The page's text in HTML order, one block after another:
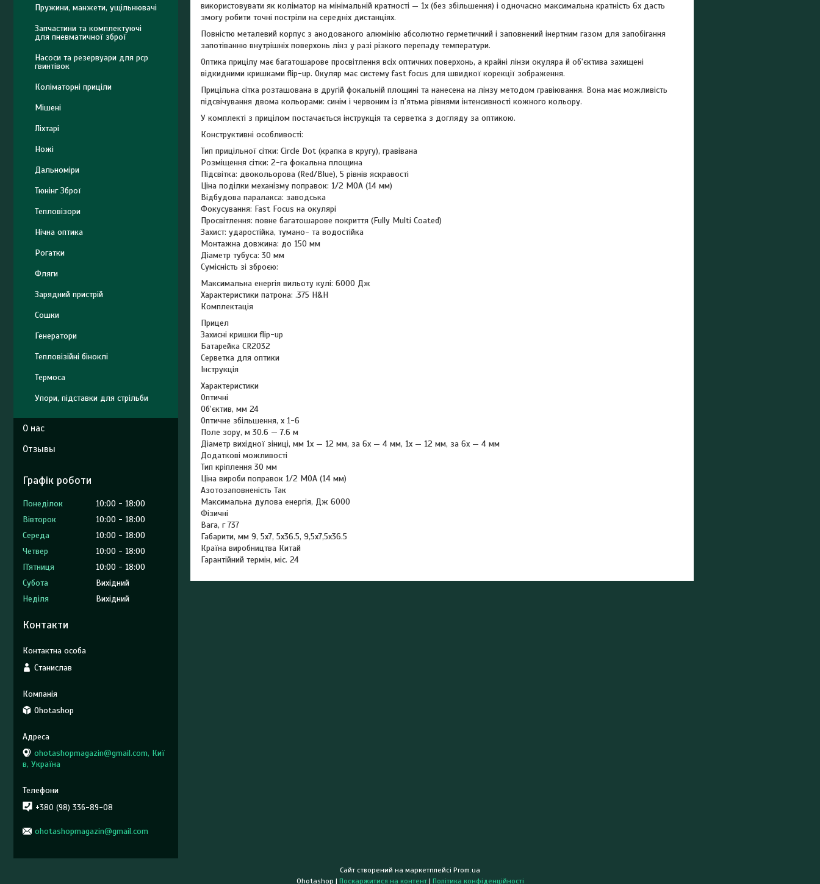
використовувати як коліматор на мінімальній кратності — 1x (без збільшення) і одночасно максимальна кратність 6х дасть
змогу робити точні постріли на середніх дистанціях.
Повністю металевий корпус з анодованого алюмінію абсолютно герметичний і заповнений інертним газом для запобігання
запотіванню внутрішніх поверхонь лінз у разі різкого перепаду температури.
Оптика прицілу має багатошарове просвітлення всіх оптичних поверхонь, а крайні лінзи окуляра й об'єктива захищені
відкидними кришками flip-up. Окуляр має систему fast focus для швидкої корекції зображення.
Прицільна сітка розташована в другій фокальній площині та нанесена на лінзу методом гравіювання. Вона має можливість
підсвічування двома кольорами: синім і червоним із п'ятьма рівнями інтенсивності кожного кольору.
У комплекті з прицілом постачається інструкція та серветка з догляду за оптикою.
Конструктивні особливості:
Тип прицільної сітки: Circle Dot (крапка в кругу), гравівана
Розміщення сітки: 2-га фокальна площина
Підсвітка: двокольорова (Red/Blue), 5 рівнів яскравості
Ціна поділки механізму поправок: 1/2 MOA (14 мм)
Відбудова паралакса: заводська
Фокусування: Fast Focus на окулярі
Просвітлення: повне багатошарове покриття (Fully Multi Coated)
Захист: ударостійка, тумано- та водостійка
Монтажна довжина: до 150 мм
Діаметр тубуса: 30 мм
Сумісність зі зброєю:
Максимальна енергія вильоту кулі: 6000 Дж
Характеристики патрона: .375 H&H
Комплектація
Прицел
Захисні кришки flip-up
Батарейка СR2032
Серветка для оптики
Інструкція
Характеристики
Оптичні
Об'єктив, мм 24
Оптичне збільшення, x 1-6
Поле зору, м 30.6 — 7.6 м
Діаметр вихідної зіниці, мм 1х — 12 мм, за 6х — 4 мм, 1х — 12 мм, за 6х — 4 мм
Додаткові можливості
Тип кріплення 30 мм
Ціна вироби поправок 1/2 MOA (14 мм)
Азотозаповненість Так
Максимальна дулова енергія, Дж 6000
Фізичні
Вага, г 737
Габарити, мм 9, 5х7, 5х36.5, 9,5х7,5х36.5
Країна виробництва Китай
Гарантійний термін, міс. 24
Пружини, манжети, ущільнювачі
Запчастини та комплектуючі
для пневматичної зброї
Насоси та резервуари для pcp
гвинтівок
Коліматорні приціли
Мішені
Ліхтарі
Ножі
Дальноміри
Тюнінг Зброї
Тепловізори
Нічна оптика
Рогатки
Фляги
Зарядний пристрій
Сошки
Генератори
Тепловізійні біноклі
Термоса
Упори, підставки для стрільби
О нас
Отзывы
Графік роботи
Понеділок 10:00
18:00
Вівторок
10:00
18:00
Середа
10:00
18:00
Четвер
10:00
18:00
Пʼятниця
10:00
18:00
Субота
Вихідний
Неділя
Вихідний
Контакти
Станислав
Ohotashop
ohotashopmagazin@gmail.com, Киї
в, Україна
+380 (98) 336-89-08
ohotashopmagazin@gmail.com
Сайт створений на маркетплейсі Prom.ua
Ohotashop | Поскаржитися на контент | Політика конфіденційності